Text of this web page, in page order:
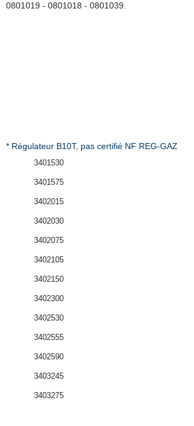
0801019 - 0801018 - 0801039
* Régulateur B10T, pas certifié NF REG-GAZ
3401530
3401575
3402015
3402030
3402075
3402105
3402150
3402300
3402530
3402555
3402590
3403245
3403275